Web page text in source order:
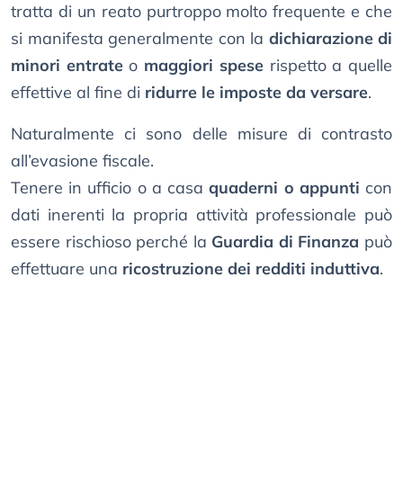
tratta di un reato purtroppo molto frequente e che
si manifesta generalmente con la dichiarazione di
minori entrateo maggiori speserispetto a quelle
effettive al fine di ridurre le imposte da versare.
Naturalmente ci sono delle misure di contrasto
all’evasione fiscale.
Tenere in ufficio o a casaquaderni o appunti con
dati inerenti la propria attività professionale può
essere rischioso perché la Guardia di Finanza può
effettuare una ricostruzione dei redditi induttiva.